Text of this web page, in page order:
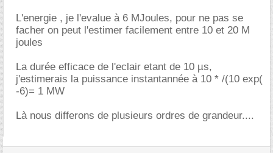
L'energie , je l'evalue à 6 MJoules, pour ne pas se
facher on peut l'estimer facilement entre 10 et 20 M
joules
La durée efficace de l'eclair etant de 10 µs,
j'estimerais la puissance instantannée à 10 * /(10 exp(
-6)= 1 MW
Là nous differons de plusieurs ordres de grandeur....